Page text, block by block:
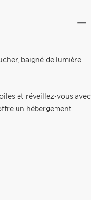
baigné de lumière
et réveillez-vous avec
un hébergement